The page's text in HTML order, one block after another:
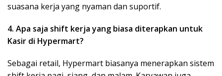
suasana kerja yang nyaman dan suportif.
4. Apa saja shift kerja yang biasa diterapkan untuk
Kasir di Hypermart?
Sebagai retail, Hypermart biasanya menerapkan sistem